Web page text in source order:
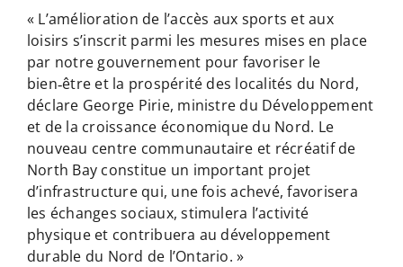
« L’amélioration de l’accès aux sports et aux
loisirs s’inscrit parmi les mesures mises en place
par notre gouvernement pour favoriser le
bien‑être et la prospérité des localités du Nord,
déclare George Pirie, ministre du Développement
et de la croissance économique du Nord. Le
nouveau centre communautaire et récréatif de
North Bay constitue un important projet
d’infrastructure qui, une fois achevé, favorisera
les échanges sociaux, stimulera l’activité
physique et contribuera au développement
durable du Nord de l’Ontario. »